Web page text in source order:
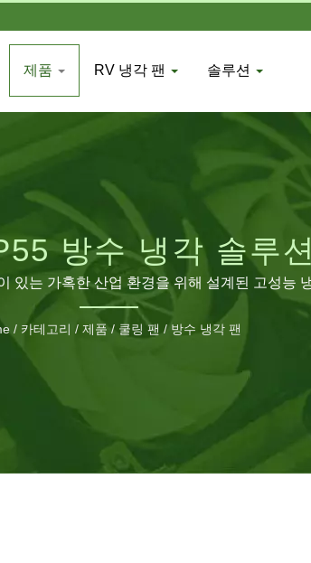
제품 RV 냉각 팬 솔루션
방수 냉각 솔루
있는 가혹한 산업 환경을 위해 설계된 고성능
/ 카테고리 / 제품 / 쿨링 팬 / 방수 냉각 팬